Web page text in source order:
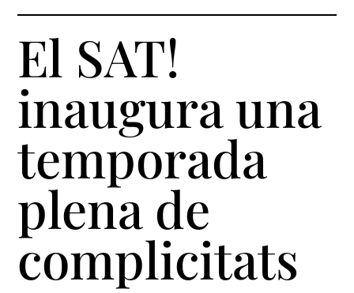
El SAT!
inaugura una
temporada
plena de
complicitats